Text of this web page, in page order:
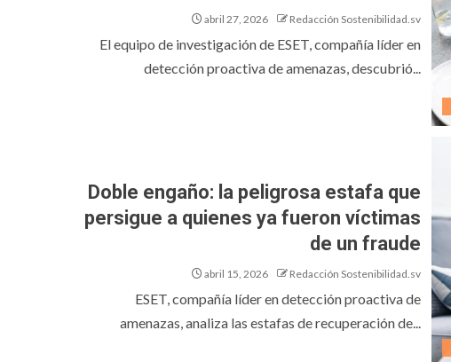
abril 27, 2026 Redacción Sostenibilidad.sv
El equipo de investigación de ESET, compañía líder en
detección proactiva de amenazas, descubrió...
Doble engaño: la peligrosa estafa que
persigue a quienes ya fueron víctimas
de un fraude
abril 15, 2026 Redacción Sostenibilidad.sv
ESET, compañía líder en detección proactiva de
amenazas, analiza las estafas de recuperación de...